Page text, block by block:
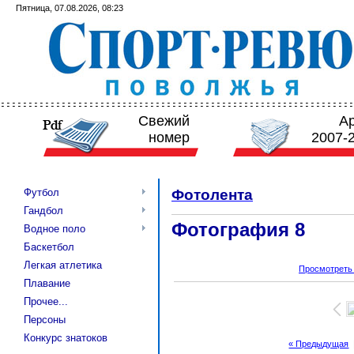
Пятница, 07.08.2026, 08:23
Свежий
номер
2007-
Футбол
Гандбол
Водное поло
Баскетбол
Легкая атлетика
Плавание
Прочее...
Персоны
Конкурс знатоков
Фотолента
Фотография 8
« Предыдущая